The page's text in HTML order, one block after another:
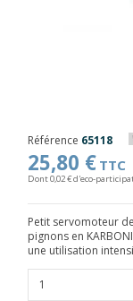
Référence 65118
25,80 € TTC
Dont 0,02 € d'eco-
Petit servomoteur
pignons en
une utilisation